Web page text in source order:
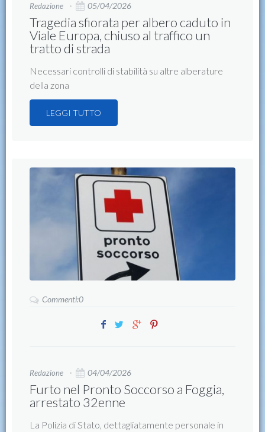
Redazione 05/04/2026
Tragedia sfiorata per albero caduto in
Viale Europa, chiuso al traffico un
tratto di strada
Necessari controlli di stabilità su altre alberature
della zona
LEGGI TUTTO
Commenti:0
Redazione 04/04/2026
Furto nel Pronto Soccorso a Foggia,
arrestato 32enne
La Polizia di Stato, dettagliatamente personale in